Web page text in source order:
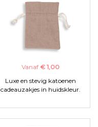
Vanaf € 1,00
Luxe en stevig katoenen
cadeauzakjes in huidskleur.